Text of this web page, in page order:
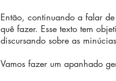
Então, continuando a falar
quê fazer. Esse texto tem
discursando sobre as
Vamos fazer um apanhado